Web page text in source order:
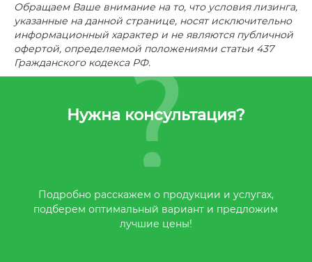
Обращаем Ваше внимание на то, что условия лизинга,
указанные на данной странице, носят исключительно
информационный характер и не являются публичной
офертой, определяемой положениями статьи 437
Гражданского кодекса РФ.
Нужна консультация?
Подробно расскажем о продукции и услугах,
подберем оптимальный вариант и предложим
лучшие цены!